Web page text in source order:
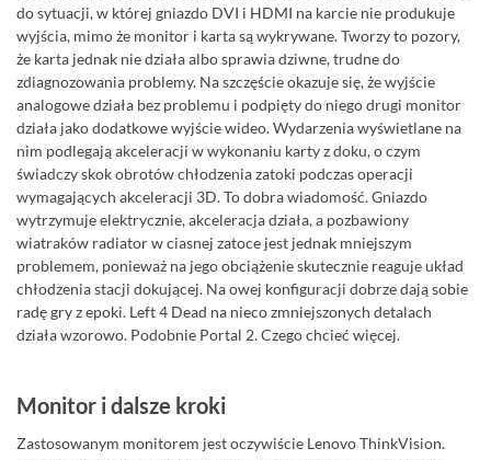
do sytuacji, w której gniazdo DVI i HDMI na karcie nie produkuje
wyjścia, mimo że monitor i karta są wykrywane. Tworzy to pozory,
że karta jednak nie działa albo sprawia dziwne, trudne do
zdiagnozowania problemy. Na szczęście okazuje się, że wyjście
analogowe działa bez problemu i podpięty do niego drugi monitor
działa jako dodatkowe wyjście wideo. Wydarzenia wyświetlane na
nim podlegają akceleracji w wykonaniu karty z doku, o czym
świadczy skok obrotów chłodzenia zatoki podczas operacji
wymagających akceleracji 3D. To dobra wiadomość. Gniazdo
wytrzymuje elektrycznie, akceleracja działa, a pozbawiony
wiatraków radiator w ciasnej zatoce jest jednak mniejszym
problemem, ponieważ na jego obciążenie skutecznie reaguje układ
chłodzenia stacji dokującej. Na owej konfiguracji dobrze dają sobie
radę gry z epoki. Left 4 Dead na nieco zmniejszonych detalach
działa wzorowo. Podobnie Portal 2. Czego chcieć więcej.
Monitor i dalsze kroki
Zastosowanym monitorem jest oczywiście Lenovo ThinkVision.